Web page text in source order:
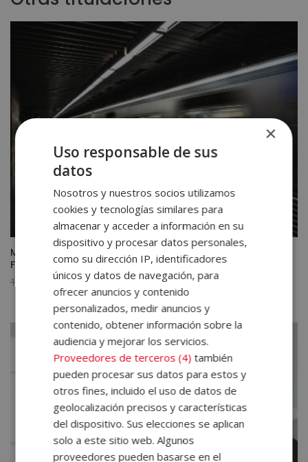
Máster en Atención a Pasajeros en Emergencias
Ferroviarias
1.680,00 €El
precio
original
era:
1.680,00€.
420,00€ El
precio
actual
es:
420,00€.
×
Uso responsable de sus
datos
Nosotros y nuestros socios utilizamos
cookies y tecnologías similares para
almacenar y acceder a información en su
dispositivo y procesar datos personales,
como su dirección IP, identificadores
únicos y datos de navegación, para
ofrecer anuncios y contenido
personalizados, medir anuncios y
contenido, obtener información sobre la
audiencia y mejorar los servicios.
Proveedores de terceros (4) también
pueden procesar sus datos para estos y
otros fines, incluido el uso de datos de
geolocalización precisos y características
del dispositivo. Sus elecciones se aplican
solo a este sitio web. Algunos
proveedores pueden basarse en el